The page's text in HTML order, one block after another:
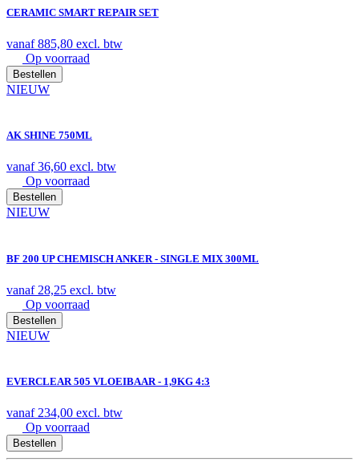
CERAMIC SMART REPAIR SET
vanaf885,80 excl. btw
Op voorraad
Bestellen
NIEUW
AK SHINE 750ML
vanaf36,60 excl. btw
Op voorraad
Bestellen
NIEUW
BF 200 UP CHEMISCH ANKER - SINGLE MIX 300ML
vanaf 28,25 excl. btw
Op voorraad
Bestellen
NIEUW
EVERCLEAR 505 VLOEIBAAR - 1,9KG 4:3
vanaf 234,00 excl. btw
Op voorraad
Bestellen